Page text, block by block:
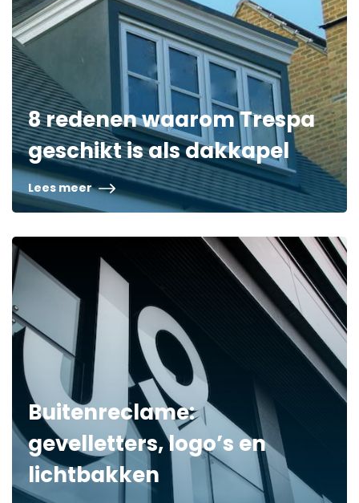
8 redenen waarom Trespa
geschikt is als dakkapel
Lees meer
Buitenreclame:
gevelletters, logo’s en
lichtbakken